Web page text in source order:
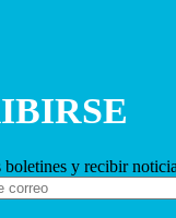
boletines y recibir